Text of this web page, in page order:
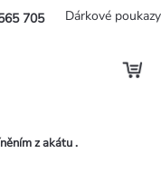
705 Dárkové poukazy
z akátu .